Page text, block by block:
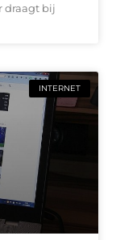
draagt bij
INTERNET